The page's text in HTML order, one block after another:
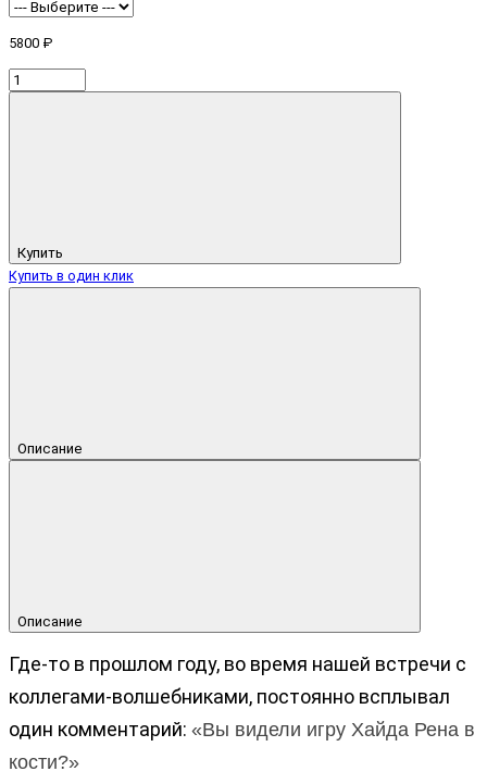
5800 ₽
Купить
Купить в один клик
Описание
Описание
Где-то в прошлом году, во время нашей встречи с
коллегами-волшебниками, постоянно всплывал
один комментарий: «Вы видели игру Хайда Рена в
кости?»